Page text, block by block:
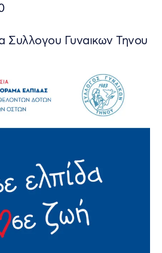
Συλλογου Γυναικων Τηνου